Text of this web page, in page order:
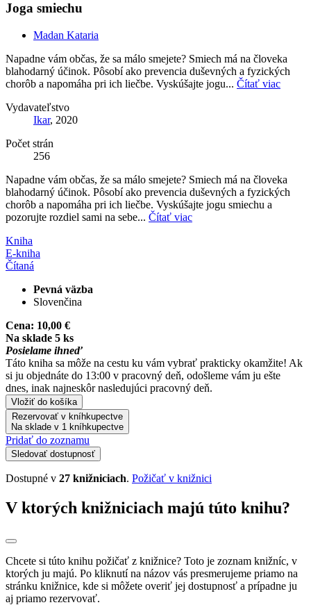
Joga smiechu
Madan Kataria
Napadne vám občas, že sa málo smejete? Smiech má na človeka
blahodarný účinok. Pôsobí ako prevencia duševných a fyzických
chorôb a napomáha pri ich liečbe. Vyskúšajte jogu... Čítať viac
Vydavateľstvo
Ikar, 2020
Počet strán
256
Napadne vám občas, že sa málo smejete? Smiech má na človeka
blahodarný účinok. Pôsobí ako prevencia duševných a fyzických
chorôb a napomáha pri ich liečbe. Vyskúšajte jogu smiechu a
pozorujte rozdiel sami na sebe... Čítať viac
Kniha
E-kniha
Čítaná
Pevná väzba
Slovenčina
Cena: 10,00 €
Na sklade 5 ks
Posielame ihneď
Táto kniha sa môže na cestu ku vám vybrať prakticky okamžite! Ak
si ju objednáte do 13:00 v pracovný deň, odošleme vám ju ešte
dnes, inak najneskôr nasledujúci pracovný deň.
Vložiť do košíka
Rezervovať v kníhkupectve
Na sklade v 1 kníhkupectve
Pridať do zoznamu
Sledovať dostupnosť
Dostupné v 27 knižniciach. Požičať v knižnici
V ktorých knižniciach majú túto knihu?
Chcete si túto knihu požičať z knižnice? Toto je zoznam knižníc, v
ktorých ju majú. Po kliknutí na názov vás presmerujeme priamo na
stránku knižnice, kde si môžete overiť jej dostupnosť a prípadne ju
aj priamo rezervovať.